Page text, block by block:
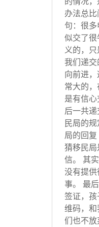
办法总
句：很
似交了
义的，
我们递
向前进
常大的
是有信
后一共
民局的
局的回
猜移民
信。 其
没有提
事。 最
签证，
维码，
们也不